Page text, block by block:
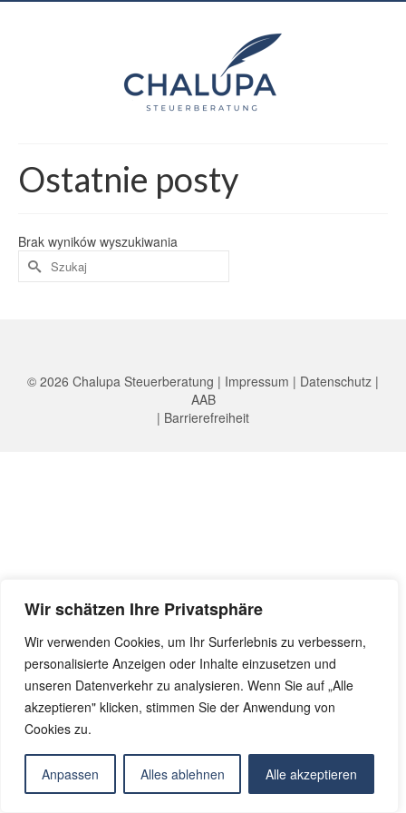
Wir schätzen Ihre Privatsphäre
Wir verwenden Cookies, um Ihr Surferlebnis zu verbessern,
personalisierte Anzeigen oder Inhalte einzusetzen und
unseren Datenverkehr zu analysieren. Wenn Sie auf „Alle
akzeptieren" klicken, stimmen Sie der Anwendung von
Cookies zu.
Anpassen Alles ablehnen Alle akzeptieren
Ostatnie posty
Brak wyników wyszukiwania
© 2026 Chalupa Steuerberatung | Impressum | Datenschutz |
AAB
| Barrierefreiheit